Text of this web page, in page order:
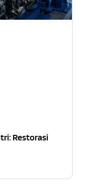
Restorasi